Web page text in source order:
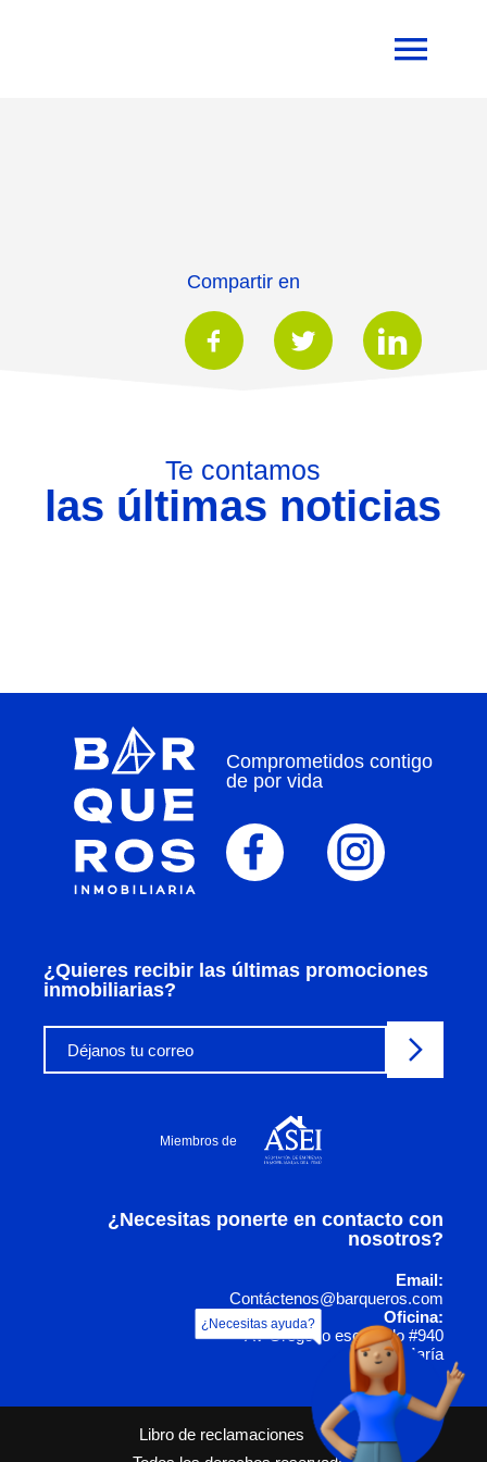
¿Necesitas ayuda?
Compartir en
Te contamos
las últimas noticias
Comprometidos contigo
de por vida
¿Quieres recibir las últimas promociones
inmobiliarias?
Miembros de
¿Necesitas ponerte en contacto con
nosotros?
Email:
Contáctenos@barqueros.com
Oficina:
Av Gregorio escobedo #940
Jesús María
Libro de reclamaciones